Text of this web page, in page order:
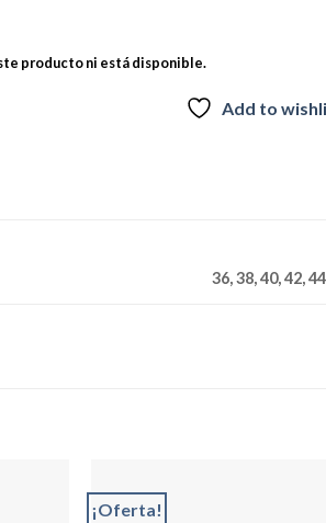
producto ni está disponible.
Add to
36, 38, 40, 42,
¡Oferta!